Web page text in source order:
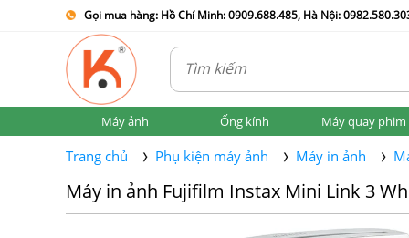
Gọi mua hàng: Hồ Chí Minh: 0909.688.485, Hà Nội:
Máy ảnh Ống kính Máy quay phim
Trang chủ Phụ kiện máy ảnh Máy in ảnh
Máy in ảnh Fujifilm Instax Mini Link 3